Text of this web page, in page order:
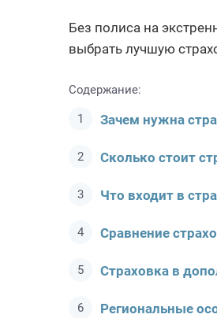
Без полиса на
выбрать лучшую
Содержание:
Зачем нужна
Сколько стоит
Что входит в
Сравнение
Страховка в
Региональные